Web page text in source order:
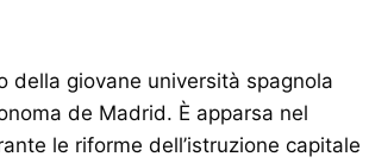
della giovane università spagnola
de Madrid. È apparsa nel
le riforme dell’istruzione capitale